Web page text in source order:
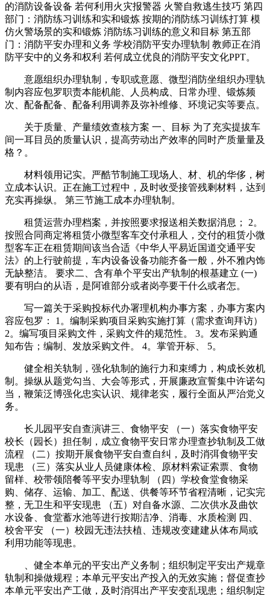
的消防设备设备 若何利用火灾报警器 火警自救逃生技巧 第四
部门：消防练习训练和实和锻炼 按期的消防练习训练打算 模
仿火警场景的实和锻炼 消防练习训练的意义和目标 第五部
门：消防平安办理和义务 学校消防平安办理轨制 教师正在消
防平安中的义务和权利 若何成立优良的消防平安文化PPT。
意愿组织办理轨制，专职或意愿、微型消防坐组织办理轨
制内容应包罗职责本能机能、人员构成、日常办理、锻炼频
次、配备配备、配备利用调养及弥补维修、环境记实等要点。
关于质量、产量绩效查核方案 一、目标 为了充实提拔车
间一耳目员的质量认识，提高劳动出产效率的同时产质量量及
格？。
材料领用记实。严酷节制施工现场人、材、机的华侈，树
立成本认识。正在施工过程中，及时收受接管残剩材料，达到
充实再操纵。 第三节施工成本办理轨制。
租赁运营办理档案，并按照要求报送相关数据消息； 2。
按照合同商定将租赁小微型客车交付承租人，交付的租赁小微
型客车正在租赁期间该当合适《中华人平易近国道交通平安
法》的上行驶前提，车内设备设备功能齐备一般，外不雅内饰
无缺整洁。 要求二、含有单个平安出产轨制的根基建立 (一)
要有明白的从语，是阿谁部分或者岗亭要干什么或者怎。
写一篇关于采购投标代办署理机构办事方案，办事方案内
容应包罗： 1。编制采购项目采购实施打算（需求查询拜访）
2。编写项目采购文件，采购文件的规范性。 3。发布采购通
知布告；编制、发放采购文件。 4。掌管开标、 5。
健全相关轨制，强化轨制的施行力和束缚力，构成长效机
制。操纵从题党勾当、大会等形式，开展廉政宣誓集中许诺勾
当，鞭策泛博强化忠实认识、规律老实，履行全面从严治党义
务。
长儿园平安自查演讲三、食物平安 （一）落实食物平安
校长（园长）担任制，成立食物平安日常办理查抄轨制及工做
流程 （二）按期开展食物平安自查自纠，及时消弭食物平安
现患 （三）落实从业人员健康体检、原材料索证索票、食物
留样、校带领陪餐等平安办理轨制 （四）学校食堂食物采
购、储存、运输、加工、配送、供餐等环节省程清晰，记实完
整，无卫生和平安现患 （五）对自备水源、二次供水及曲饮
水设备、食堂蓄水池等进行按期洁净、消毒、水质检测 四、
校舍平安 （一）校园无违法扶植、违规改变建建从体布局或
利用功能等现患。
、健全本单元的平安出产义务制；组织制定平安出产规章
轨制和操做规程；本单元平安出产投入的无效实施；督促查抄
本单元平安出产工做，及时消弭出产平安变乱现患；组织制定